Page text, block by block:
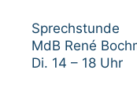
Sprechstunde
MdB René
Di. 14 – 18 Uhr